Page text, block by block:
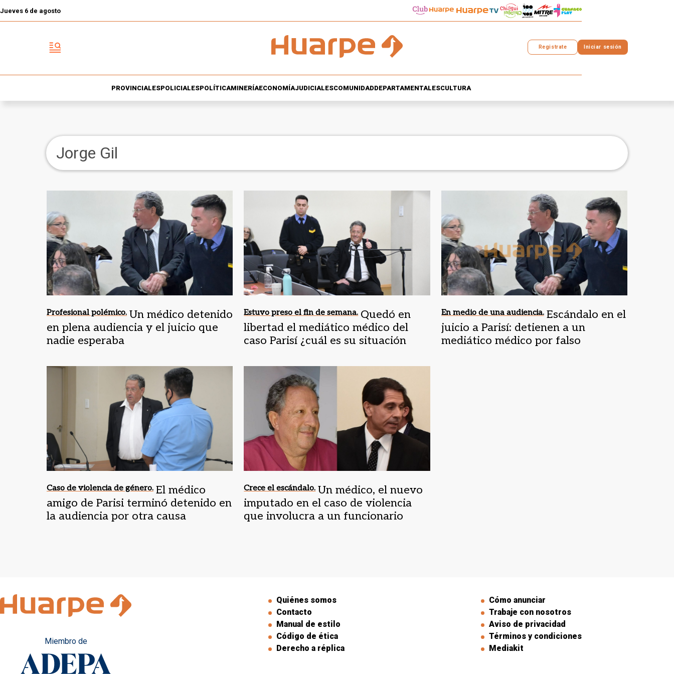
Jueves 6 de agosto
Registrate Iniciar sesión
PROVINCIALESPOLICIALESPOLÍTICAMINERÍAECONOMÍAJUDICIALESCOMUNIDADDEPARTAMENTALESCULTURA
Jorge Gil
Profesional polémico. Un médico detenido
en plena audiencia y el juicio que
nadie esperaba
Estuvo preso el fin de semana. Quedó en
libertad el mediático médico del
caso Parisí ¿cuál es su situación
En medio de una audiencia. Escándalo en el
juicio a Parisí: detienen a un
mediático médico por falso
Caso de violencia de género. El médico
amigo de Parisi terminó detenido en
la audiencia por otra causa
Crece el escándalo. Un médico, el nuevo
imputado en el caso de violencia
que involucra a un funcionario
Miembro de
Quiénes somos
Contacto
Manual de estilo
Código de ética
Derecho a réplica
Cómo anunciar
Trabaje con nosotros
Aviso de privacidad
Términos y condiciones
Mediakit